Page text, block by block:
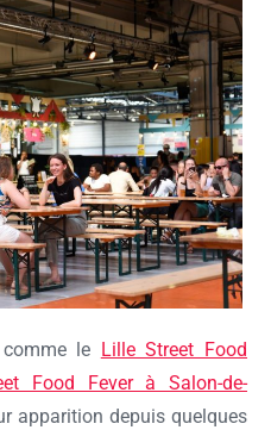
le Lille Street Food
Food Fever à Salon-de-
apparition depuis quelques